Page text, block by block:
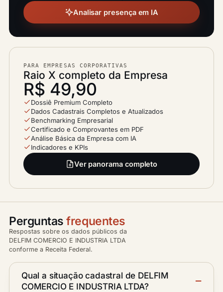
Analisar presença em IA
PARA EMPRESAS CORPORATIVAS
Raio X completo da Empresa
R$ 49,90
Dossiê Premium Completo
Dados Cadastrais Completos e Atualizados
Benchmarking Empresarial
Certificado e Comprovantes em PDF
Análise Básica da Empresa com IA
Indicadores e KPIs
Ver panorama completo
Perguntasfrequentes
Respostas sobre os dados públicos da
DELFIM COMERCIO E INDUSTRIA LTDA
conforme a Receita Federal.
Qual a situação cadastral de DELFIM
COMERCIO E INDUSTRIA LTDA?